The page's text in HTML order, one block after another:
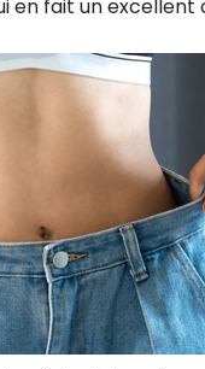
en fait un